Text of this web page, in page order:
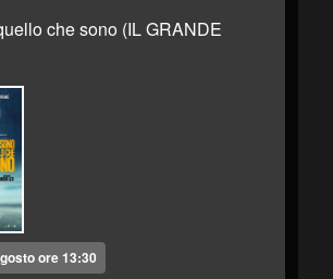
che sono (IL GRANDE
ore 13:30